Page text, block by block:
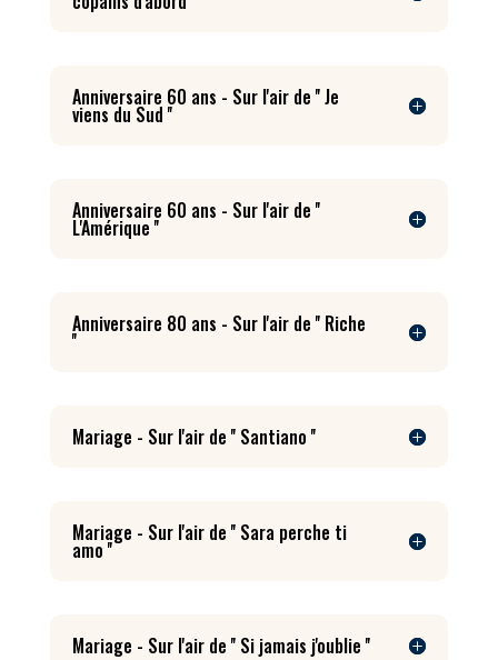
Anniversaire 60 ans - Sur l'air de '' Je
viens du Sud ''
Anniversaire 60 ans - Sur l'air de ''
L'Amérique ''
Anniversaire 80 ans - Sur l'air de '' Riche
''
Mariage - Sur l'air de '' Santiano ''
Mariage - Sur l'air de '' Sara perche ti
amo ''
Mariage - Sur l'air de '' Si jamais j'oublie ''